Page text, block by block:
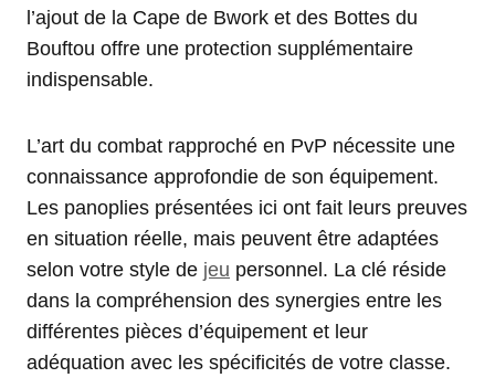
l’ajout de la Cape de Bwork et des Bottes du
Bouftou offre une protection supplémentaire
indispensable.
L’art du combat rapproché en PvP nécessite une
connaissance approfondie de son équipement.
Les panoplies présentées ici ont fait leurs preuves
en situation réelle, mais peuvent être adaptées
selon votre style de jeu personnel. La clé réside
dans la compréhension des synergies entre les
différentes pièces d’équipement et leur
adéquation avec les spécificités de votre classe.